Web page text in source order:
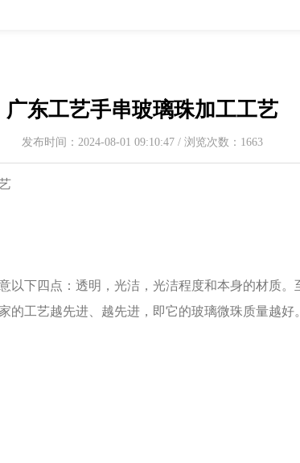
广东工艺手串玻璃珠加工工艺
发布时间：2024-08-01 09:10:47 / 浏览次数：1663
下四点：透明，光洁，光洁程度和本身的材质。
的工艺越先进、越先进，即它的玻璃微珠质量越